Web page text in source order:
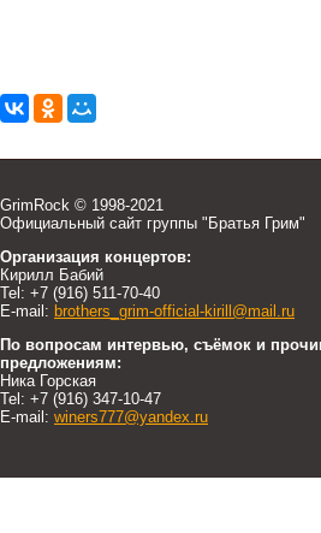
GrimRock © 1998-2021
Официальный сайт группы "Братья Грим"
Организация концертов:
Кирилл Бабий
Tel: +7 (916) 511-70-40
E-mail: brothers_grim-official-kirill@mail.ru
По вопросам интервью, съёмок и
предложениям:
Ника Горская
Tel: +7 (916) 347-10-47
E-mail: winers777@yandex.ru